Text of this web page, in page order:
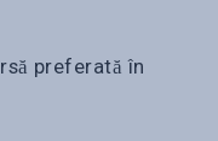
preferată în